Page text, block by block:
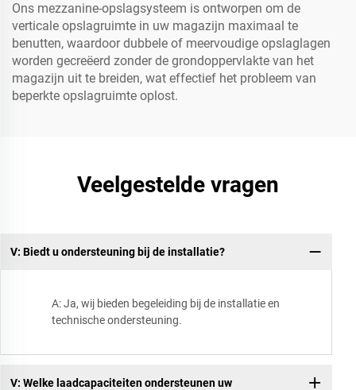
Ons mezzanine-opslagsysteem is ontworpen om de
verticale opslagruimte in uw magazijn maximaal te
benutten, waardoor dubbele of meervoudige opslaglagen
worden gecreëerd zonder de grondoppervlakte van het
magazijn uit te breiden, wat effectief het probleem van
beperkte opslagruimte oplost.
Veelgestelde vragen
V: Biedt u ondersteuning bij de installatie?
A: Ja, wij bieden begeleiding bij de installatie en
technische ondersteuning.
V: Welke laadcapaciteiten ondersteunen uw